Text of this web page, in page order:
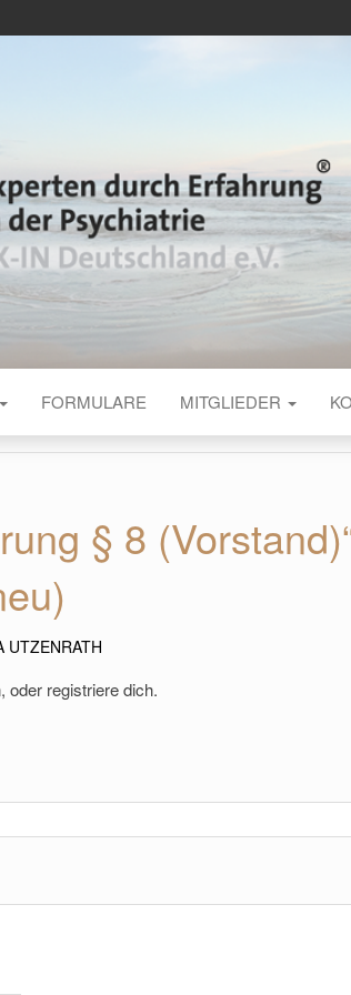
FORMULARE MITGLIEDER
§ 8
UTZENRATH
oder registriere dich.